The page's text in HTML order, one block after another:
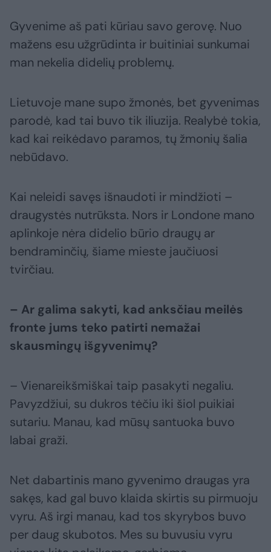
Gyvenime aš pati kūriau savo gerovę. Nuo
mažens esu užgrūdinta ir buitiniai sunkumai
man nekelia didelių problemų.
Lietuvoje mane supo žmonės, bet gyvenimas
parodė, kad tai buvo tik iliuzija. Realybė tokia,
kad kai reikėdavo paramos, tų žmonių šalia
nebūdavo.
Kai neleidi savęs išnaudoti ir mindžioti –
draugystės nutrūksta. Nors ir Londone mano
aplinkoje nėra didelio būrio draugų ar
bendraminčių, šiame mieste jaučiuosi
tvirčiau.
– Ar galima sakyti, kad anksčiau meilės
fronte jums teko patirti nemažai
skausmingų išgyvenimų?
– Vienareikšmiškai taip pasakyti negaliu.
Pavyzdžiui, su dukros tėčiu iki šiol puikiai
sutariu. Manau, kad mūsų santuoka buvo
labai graži.
Net dabartinis mano gyvenimo draugas yra
sakęs, kad gal buvo klaida skirtis su pirmuoju
vyru. Aš irgi manau, kad tos skyrybos buvo
per daug skubotos. Mes su buvusiu vyru